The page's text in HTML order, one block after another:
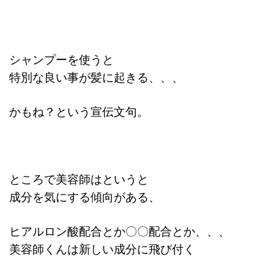
シャンプーを使うと
特別な良い事が髪に起きる、、、
かもね？という宣伝文句。
ところで美容師はというと
成分を気にする傾向がある、
ヒアルロン酸配合とか〇〇配合とか、、、
美容師くんは新しい成分に飛び付く